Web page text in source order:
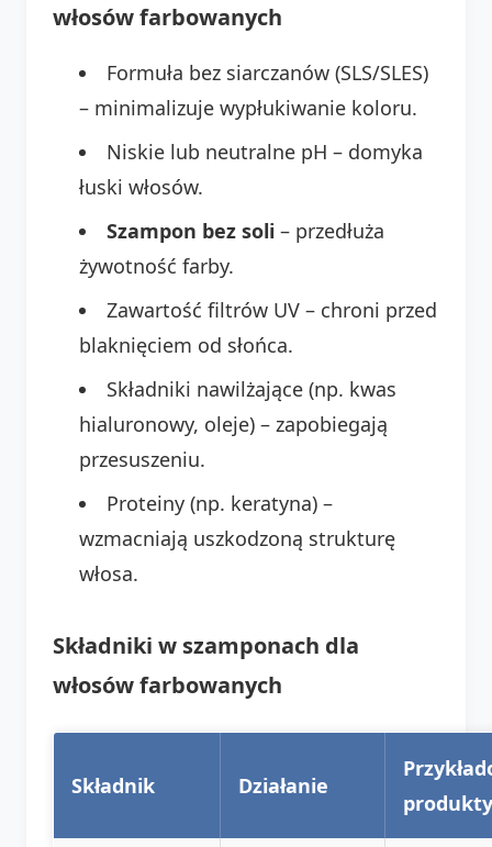
włosów farbowanych
Formuła bez siarczanów (SLS/SLES)
– minimalizuje wypłukiwanie koloru.
Niskie lub neutralne pH – domyka
łuski włosów.
Szampon bez soli – przedłuża
żywotność farby.
Zawartość filtrów UV – chroni przed
blaknięciem od słońca.
Składniki nawilżające (np. kwas
hialuronowy, oleje) – zapobiegają
przesuszeniu.
Proteiny (np. keratyna) –
wzmacniają uszkodzoną strukturę
włosa.
Składniki w szamponach dla
włosów farbowanych
Składnik Działanie
produkty